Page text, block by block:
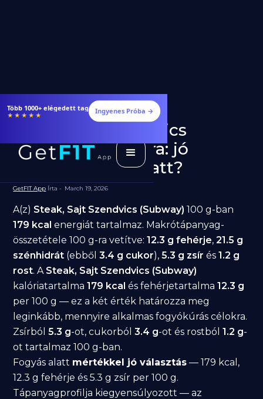
Több 1000+ elégedett tag
★★★★★ Ingyenes Próba →
Steak, Sajt Szendvics
(Subway) fogyásra: jó
választás diéta alatt?
GetFIT App Írta - March 19, 2026
A(z) Steak, Sajt Szendvics (Subway) 100 g-ban
179 kcal energiát tartalmaz. Makrótápanyag-
összetétele 100 g-ra vetítve:12.3 g fehérje,21.5 g
szénhidrát (ebből3.4 g cukor),5.3 g zsír és1.2 g
rost. A Steak, Sajt Szendvics (Subway)
kalóriatartalma179 kcal és fehérjetartalma12.3 g
per 100 g — ez a két érték határozza meg
leginkább, mennyire alkalmas fogyókúrás célokra.
Zsírból5.3 g-ot, cukorból3.4 g-ot és rostból1.2 g-
ot tartalmaz 100 g-ban.
Fogyás alatt mértékkel jó választás — 179 kcal,
12.3 g fehérje és 5.3 g zsír per 100 g.
Tápanyagprofilja kiegyensúlyozott — az